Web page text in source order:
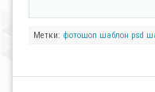
Метки: фотошоп шаблон psd